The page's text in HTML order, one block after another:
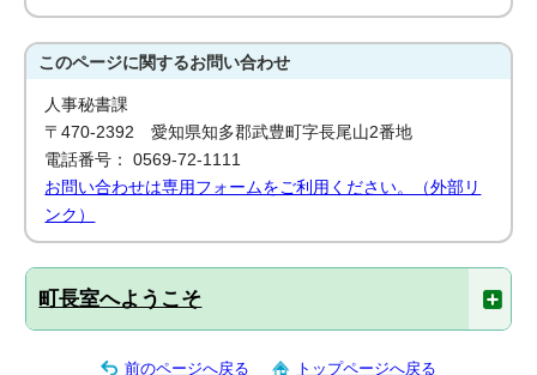
このページに関するお問い合わせ
人事秘書課
〒470-2392 愛知県知多郡武豊町字長尾山2番地
電話番号： 0569-72-1111
お問い合わせは専用フォームをご利用ください。（外部リ
ンク）
町長室へようこそ
前のページへ戻る トップページへ戻る